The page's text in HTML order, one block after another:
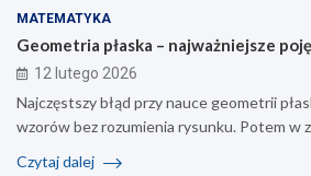
MATEMATYKA
Geometria płaska – najważniejsze
12 lutego 2026
Najczęstszy błąd przy nauce geometrii
wzorów bez rozumienia rysunku. Potem w
Czytaj dalej